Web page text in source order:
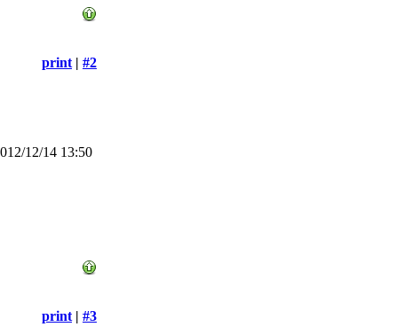
print | #2
12/14 13:50
print | #3